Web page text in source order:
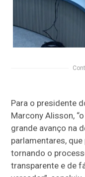
Para o presidente
Marcony Alisson,
grande avanço na
parlamentares,
tornando o
transparente e de